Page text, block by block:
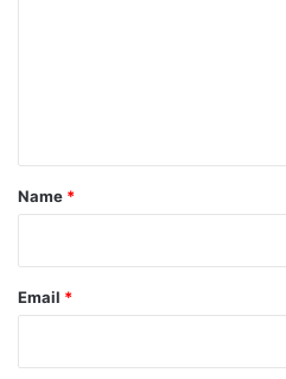
*
Name *
Email *